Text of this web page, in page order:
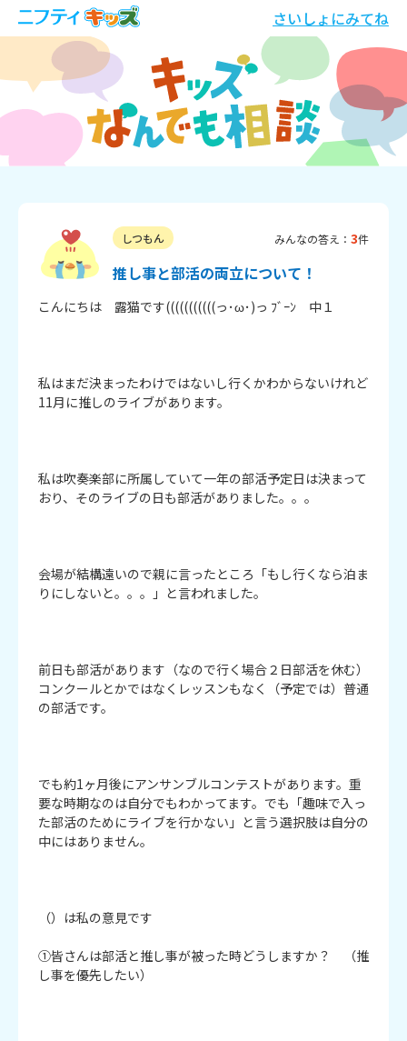
さいしょにみてね
しつもん みんなの答え： 3件
推し事と部活の両立について！
こんにちは　露猫です(((((((((((っ･ω･)っ ﾌﾞｰﾝ　中１
私はまだ決まったわけではないし行くかわからないけれど
11月に推しのライブがあります。
私は吹奏楽部に所属していて一年の部活予定日は決まって
おり、そのライブの日も部活がありました。。。
会場が結構遠いので親に言ったところ「もし行くなら泊ま
りにしないと。。。」と言われました。
前日も部活があります（なので行く場合２日部活を休む）
コンクールとかではなくレッスンもなく（予定では）普通
の部活です。
でも約1ヶ月後にアンサンブルコンテストがあります。重
要な時期なのは自分でもわかってます。でも「趣味で入っ
た部活のためにライブを行かない」と言う選択肢は自分の
中にはありません。
（）は私の意見です
①皆さんは部活と推し事が被った時どうしますか？　（推
し事を優先したい）